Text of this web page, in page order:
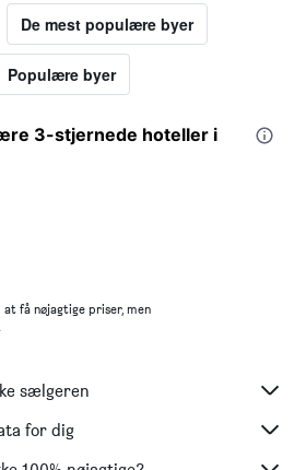
De mest populære byer
Populære byer
3-stjernede hoteller i
få nøjagtige priser, men
.
sælgeren
for dig